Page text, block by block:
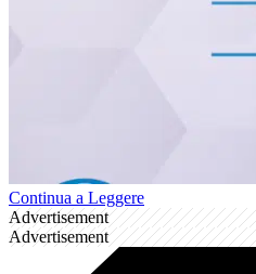
Continua a Leggere
Advertisement
Advertisement